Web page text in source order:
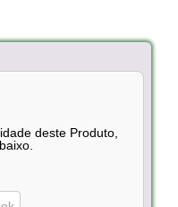
deste Produto,